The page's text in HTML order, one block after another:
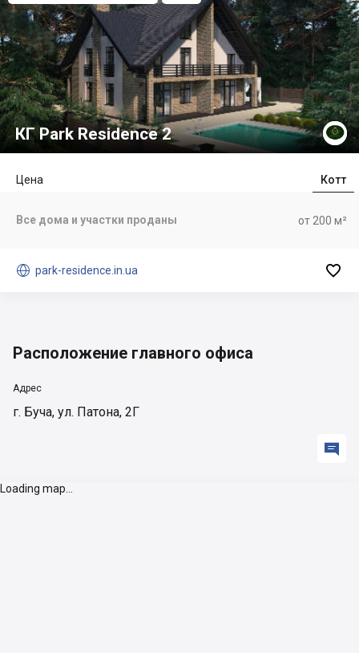
КГ Park Residence 2
Котт
Цена
от 200 м²
Все дома и участки проданы
 park-residence.in.ua 
Расположение главного офиса
Адрес
г. Буча, ул. Патона, 2Г

Loading map...